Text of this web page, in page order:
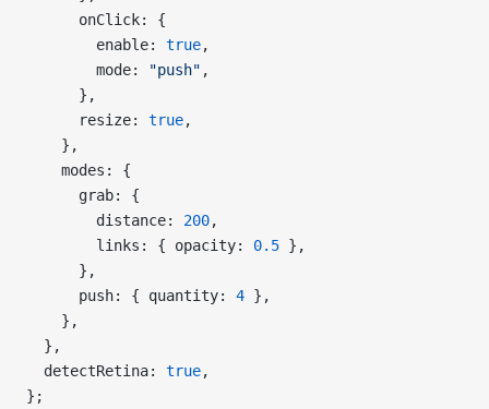
      onClick: {
        enable:
true,
        mode:
"push" ,
      },
      resize:
true,
    },
    modes: {
      grab: {
        distance:
200,
        links: { opacity:
0.5 },
      },
      push: { quantity:
4 },
    },
  },
  detectRetina:
true,
};